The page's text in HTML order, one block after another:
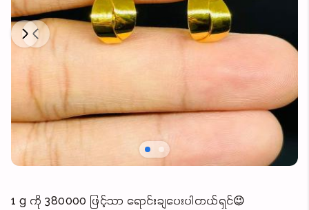
Previous
Next
1 g ကို 380000 ဖြင့်သာ ရောင်းချပေးပါတယ်ရှင်😉